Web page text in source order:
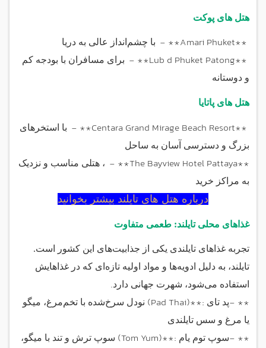
هتل های پوکت
- **Amari Phuket** با چشم‌انداز عالی به دریا
- **Lub d Phuket Patong** برای مسافران با بودجه کم
و دوستانه
هتل های پاتایا
- **Centara Grand Mirage Beach Resort** با استخرهای
بزرگ و دسترسی آسان به ساحل
- **The Bayview Hotel Pattaya** ، هتلی مناسب و نزدیک
به مراکز خرید
درباره هتل های تایلند بیشتر بخوانید
غذاهای محلی تایلند: طعمی متفاوت
تجربه غذاهای تایلندی یکی از جذابیت‌های این کشور است.
تایلند، به دلیل ادویه‌ها و مواد اولیه تازه‌ای که در غذاهایش
استفاده می‌شود، شهرت جهانی دارد.
- **پد تای (Pad Thai)**: نودل سرخ‌شده با تخم‌مرغ، میگو
یا مرغ و سس تایلندی
- **سوپ توم یام (Tom Yum)**: سوپ ترش و تند با میگو،